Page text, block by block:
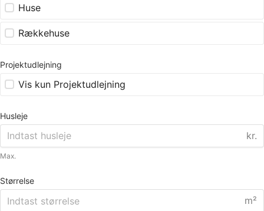
Huse
Rækkehuse
Projektudlejning
Vis kun Projektudlejning
Husleje
kr.
Max.
Størrelse
m²